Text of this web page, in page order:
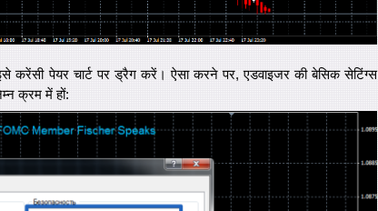
करेंसी पेयर चार्ट पर ड्रैग करें। ऐसा करने पर, एडवाइजर की बेसिक सेटिंग्स
क्रम में हों: